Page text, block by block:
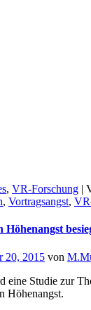
, VR-Forschung |
, Vortragsangst,
20, 2015 von
Studie zur
Höhenangst.